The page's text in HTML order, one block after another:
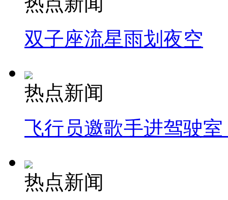
双子座流星雨划夜空
热点新闻
飞行员邀歌手进驾驶
热点新闻